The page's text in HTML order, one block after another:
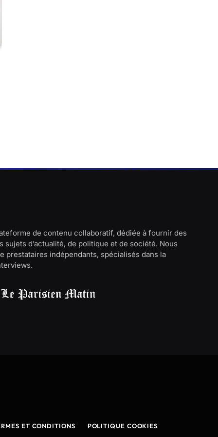
de contenu collaboratif, dédiée à fournir des
sujets d’actualité, de politique et de société. Nous
prestataires indépendants, spécialisés dans la
ET CONDITIONS POLITIQUE COOKIES